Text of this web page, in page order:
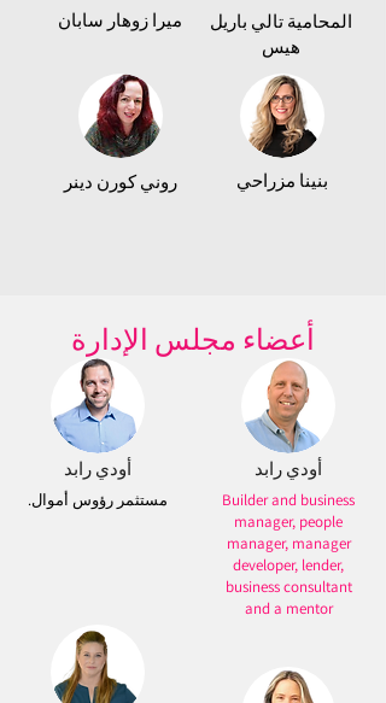
ميرا زوهار سابان
المحامية تالي باريل
هيس
روني كورن دينر بنينا مزراحي
أعضاء مجلس الإدارة
أودي رابد
Builder and business
manager, people
manager, manager
developer, lender,
business consultant
and a mentor
أودي رابد
مستثمر رؤوس أموال.